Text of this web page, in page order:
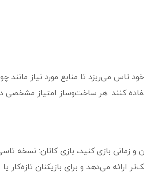
به ترتیب نوبت خود تاس می‌ریزد تا منابع مورد
کنند. هر ساخت‌وساز امتیاز مشخصی
زمانی بازی کنید، بازی کاتان: نسخه
ارائه می‌دهد و برای بازیکنان تازه‌کار